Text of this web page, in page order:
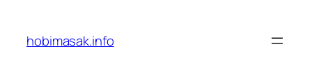
content
hobimasak.info